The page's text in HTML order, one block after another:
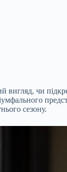
чи
сезону.